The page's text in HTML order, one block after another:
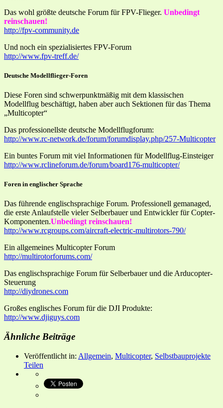
Das wohl größte deutsche Forum für FPV-Flieger. Unbedingt
reinschauen!
http://fpv-community.de
Und noch ein spezialisiertes FPV-Forum
http://www.fpv-treff.de/
Deutsche Modellflieger-Foren
Diese Foren sind schwerpunktmäßig mit dem klassischen
Modellflug beschäftigt, haben aber auch Sektionen für das Thema
„Multicopter“
Das professionellste deutsche Modellflugforum:
http://www.rc-network.de/forum/forumdisplay.php/257-Multicopter
Ein buntes Forum mit viel Informationen für Modellflug-Einsteiger
http://www.rclineforum.de/forum/board176-multicopter/
Foren in englischer Sprache
Das führende englischsprachige Forum. Professionell gemanaged,
die erste Anlaufstelle vieler Selberbauer und Entwickler für Copter-
Komponenten.Unbedingt reinschauen!
http://www.rcgroups.com/aircraft-electric-multirotors-790/
Ein allgemeines Multicopter Forum
http://multirotorforums.com/
Das englischsprachige Forum für Selberbauer und die Arducopter-
Steuerung
http://diydrones.com
Großes englisches Forum für die DJI Produkte:
http://www.djiguys.com
Ähnliche Beiträge
Veröffentlicht in: Allgemein, Multicopter, Selbstbauprojekte
Teilen